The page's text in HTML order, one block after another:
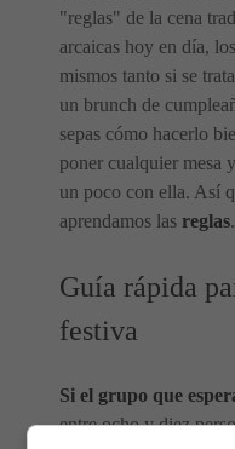
"reglas" de la cena
arcaicas hoy en día,
mismos tanto si se
un brunch de
sepas cómo hacerlo
poner cualquier mesa
un poco con ella. Así
aprendamos las reglas.
Guía rápida
festiva
Si el grupo que
entre ocho y diez